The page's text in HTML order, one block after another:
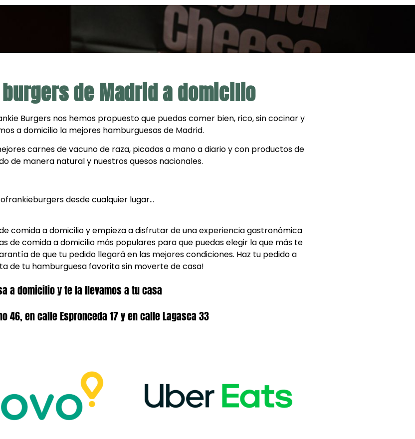
de Madrid a domicilio
Burgers nos hemos propuesto que puedas comer bien, rico, sin cocinar y
a domicilio la mejores hamburguesas de Madrid.
carnes de vacuno de raza, picadas a mano a diario y con productos de
de manera natural y nuestros quesos nacionales.
desde cualquier lugar…
comida a domicilio y empieza a disfrutar de una experiencia gastronómica
comida a domicilio más populares para que puedas elegir la que más te
de que tu pedido llegará en las mejores condiciones. Haz tu pedido a
de tu hamburguesa favorita sin moverte de casa!
a domicilio y te la llevamos a tu casa
46, en calle Espronceda 17 y en calle Lagasca 33